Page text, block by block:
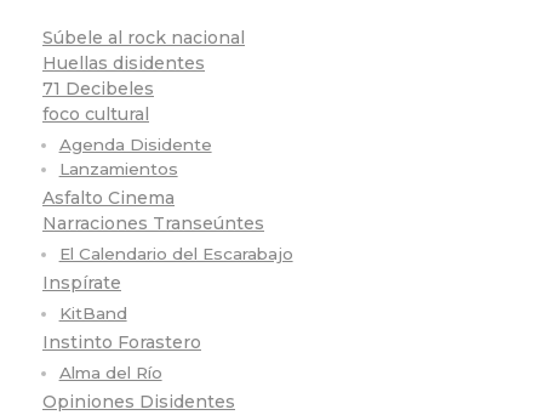
Súbele al rock nacional
Huellas disidentes
71 Decibeles
foco cultural
Agenda Disidente
Lanzamientos
Asfalto Cinema
Narraciones Transeúntes
El Calendario del Escarabajo
Inspírate
KitBand
Instinto Forastero
Alma del Río
Opiniones Disidentes